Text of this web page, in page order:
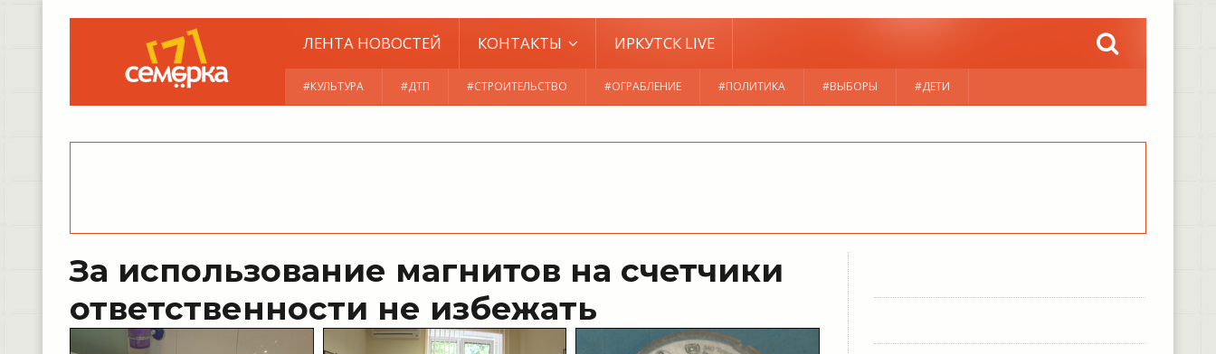
ЛЕНТА НОВОСТЕЙ КОНТАКТЫ ИРКУТСК LIVE
#КУЛЬТУРА #ДТП #СТРОИТЕЛЬСТВО #ОГРАБЛЕНИЕ #ПОЛИТИКА #ВЫБОРЫ #ДЕТИ
За использование магнитов на счетчики
ответственности не избежать